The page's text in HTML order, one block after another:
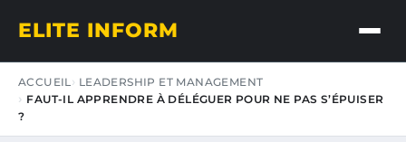
ELITE INFORM
ACCUEIL
LEADERSHIP ET MANAGEMENT
FAUT-IL APPRENDRE À DÉLÉGUER POUR NE PAS S’ÉPUISER
?